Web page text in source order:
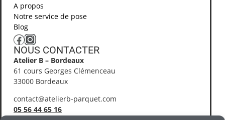
A propos
Notre service de pose
Blog
NOUS CONTACTER​
Atelier B – Bordeaux
61 cours Georges Clémenceau
33000 Bordeaux
contact@atelierb-parquet.com
05 56 44 65 16